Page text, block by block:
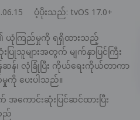
ပံ့ပိုးသည်: tvOS 17.0+
၏ ယုံကြည်မှုကို ရရှိထားသည့်
ပြုသူများအတွက် မျက်နှာပြင်ကြီး
န်၊ လုံခြုံပြီး ကိုယ်ရေးကိုယ်တာကာ
ပေးပါသည်။
အကောင်းဆုံးပြင်ဆင်ထားပြီး
ည်